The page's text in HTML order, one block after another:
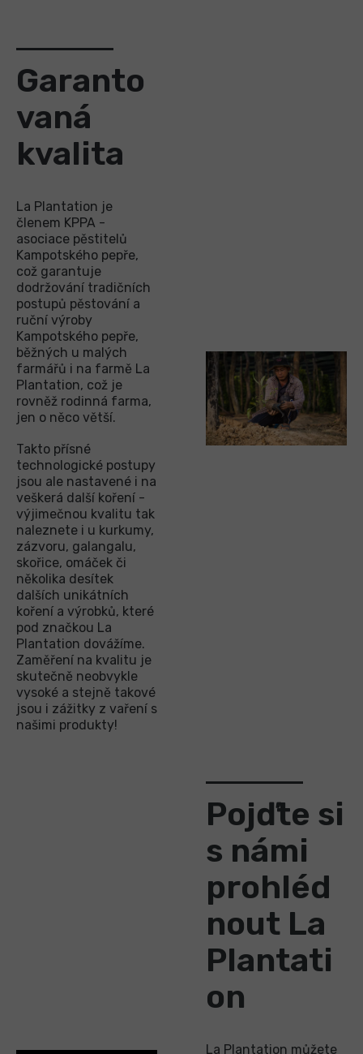
Garanto
vaná
kvalita
La Plantation je
členem KPPA -
asociace pěstitelů
Kampotského pepře,
což garantuje
dodržování tradičních
postupů pěstování a
ruční výroby
Kampotského pepře,
běžných u malých
farmářů i na farmě La
Plantation, což je
rovněž rodinná farma,
jen o něco větší.
Takto přísné
technologické postupy
jsou ale nastavené i na
veškerá další koření -
výjimečnou kvalitu tak
naleznete i u kurkumy,
zázvoru, galangalu,
skořice, omáček či
několika desítek
dalších unikátních
koření a výrobků, které
pod značkou La
Plantation dovážíme.
Zaměření na kvalitu je
skutečně neobvykle
vysoké a stejně takové
jsou i zážitky z vaření s
našimi produkty!
Pojďte si
s námi
prohléd
nout La
Plantati
on
La Plantation můžete